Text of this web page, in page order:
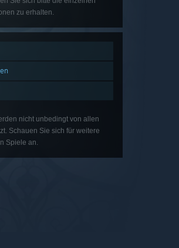
zu erhalten.
nicht unbedingt von allen
Schauen Sie sich für weitere
Spiele an.